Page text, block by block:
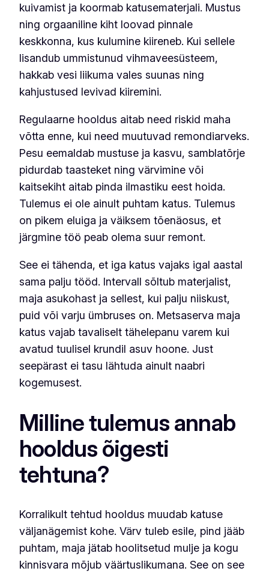
kuivamist ja koormab katusematerjali. Mustus
ning orgaaniline kiht loovad pinnale
keskkonna, kus kulumine kiireneb. Kui sellele
lisandub ummistunud vihmaveesüsteem,
hakkab vesi liikuma vales suunas ning
kahjustused levivad kiiremini.
Regulaarne hooldus aitab need riskid maha
võtta enne, kui need muutuvad remondiarveks.
Pesu eemaldab mustuse ja kasvu, samblatõrje
pidurdab taasteket ning värvimine või
kaitsekiht aitab pinda ilmastiku eest hoida.
Tulemus ei ole ainult puhtam katus. Tulemus
on pikem eluiga ja väiksem tõenäosus, et
järgmine töö peab olema suur remont.
See ei tähenda, et iga katus vajaks igal aastal
sama palju tööd. Intervall sõltub materjalist,
maja asukohast ja sellest, kui palju niiskust,
puid või varju ümbruses on. Metsaserva maja
katus vajab tavaliselt tähelepanu varem kui
avatud tuulisel krundil asuv hoone. Just
seepärast ei tasu lähtuda ainult naabri
kogemusest.
Milline tulemus annab
hooldus õigesti
tehtuna?
Korralikult tehtud hooldus muudab katuse
väljanägemist kohe. Värv tuleb esile, pind jääb
puhtam, maja jätab hoolitsetud mulje ja kogu
kinnisvara mõjub väärtuslikumana. See on see